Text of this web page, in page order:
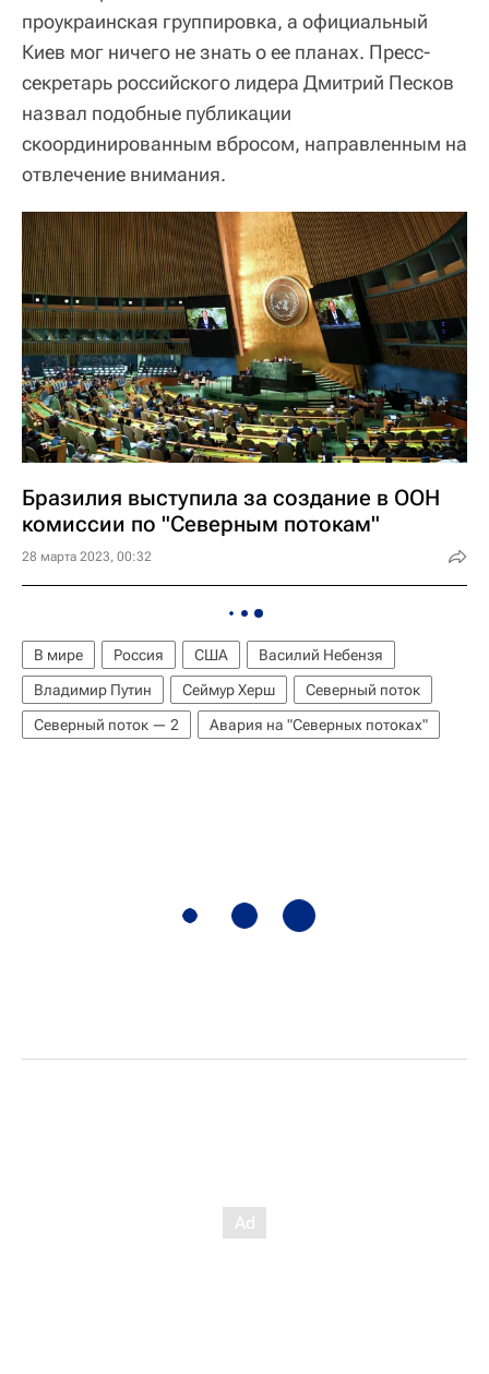
проукраинская группировка, а официальный
Киев мог ничего не знать о ее планах. Пресс-
секретарь российского лидера Дмитрий Песков
назвал подобные публикации
скоординированным вбросом, направленным на
отвлечение внимания.
Бразилия выступила за создание в ООН
комиссии по "Северным потокам"
28 марта 2023, 00:32
В мире Россия США
Василий Небензя
Владимир Путин
Сеймур Херш
Северный поток
Северный поток — 2
Авария на "Северных потоках"